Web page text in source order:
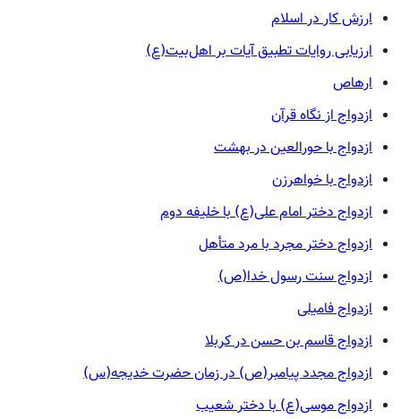
ارزش کار در اسلام
ارزیابی روایات تطبیق آیات بر اهل‌بیت(ع)
ارهاص
ازدواج از نگاه قرآن
ازدواج با حورالعین در بهشت
ازدواج با خواهرزن
ازدواج دختر امام علی(ع) با خلیفه دوم
ازدواج دختر مجرد با مرد متأهل
ازدواج سنت رسول خدا(ص)
ازدواج فامیلی
ازدواج قاسم بن حسن در کربلا
ازدواج مجدد پیامبر(ص) در زمان حضرت خدیجه(س)
ازدواج موسی(ع) با دختر شعیب